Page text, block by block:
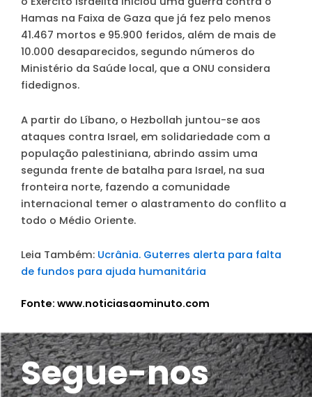
Hamas na Faixa de Gaza que já fez pelo menos
41.467 mortos e 95.900 feridos, além de mais de
10.000 desaparecidos, segundo números do
Ministério da Saúde local, que a ONU considera
fidedignos.
A partir do Líbano, o Hezbollah juntou-se aos
ataques contra Israel, em solidariedade com a
população palestiniana, abrindo assim uma
segunda frente de batalha para Israel, na sua
fronteira norte, fazendo a comunidade
internacional temer o alastramento do conflito a
todo o Médio Oriente.
Leia Também: Ucrânia. Guterres alerta para falta
de fundos para ajuda humanitária
Fonte: www.noticiasaominuto.com
Segue-nos